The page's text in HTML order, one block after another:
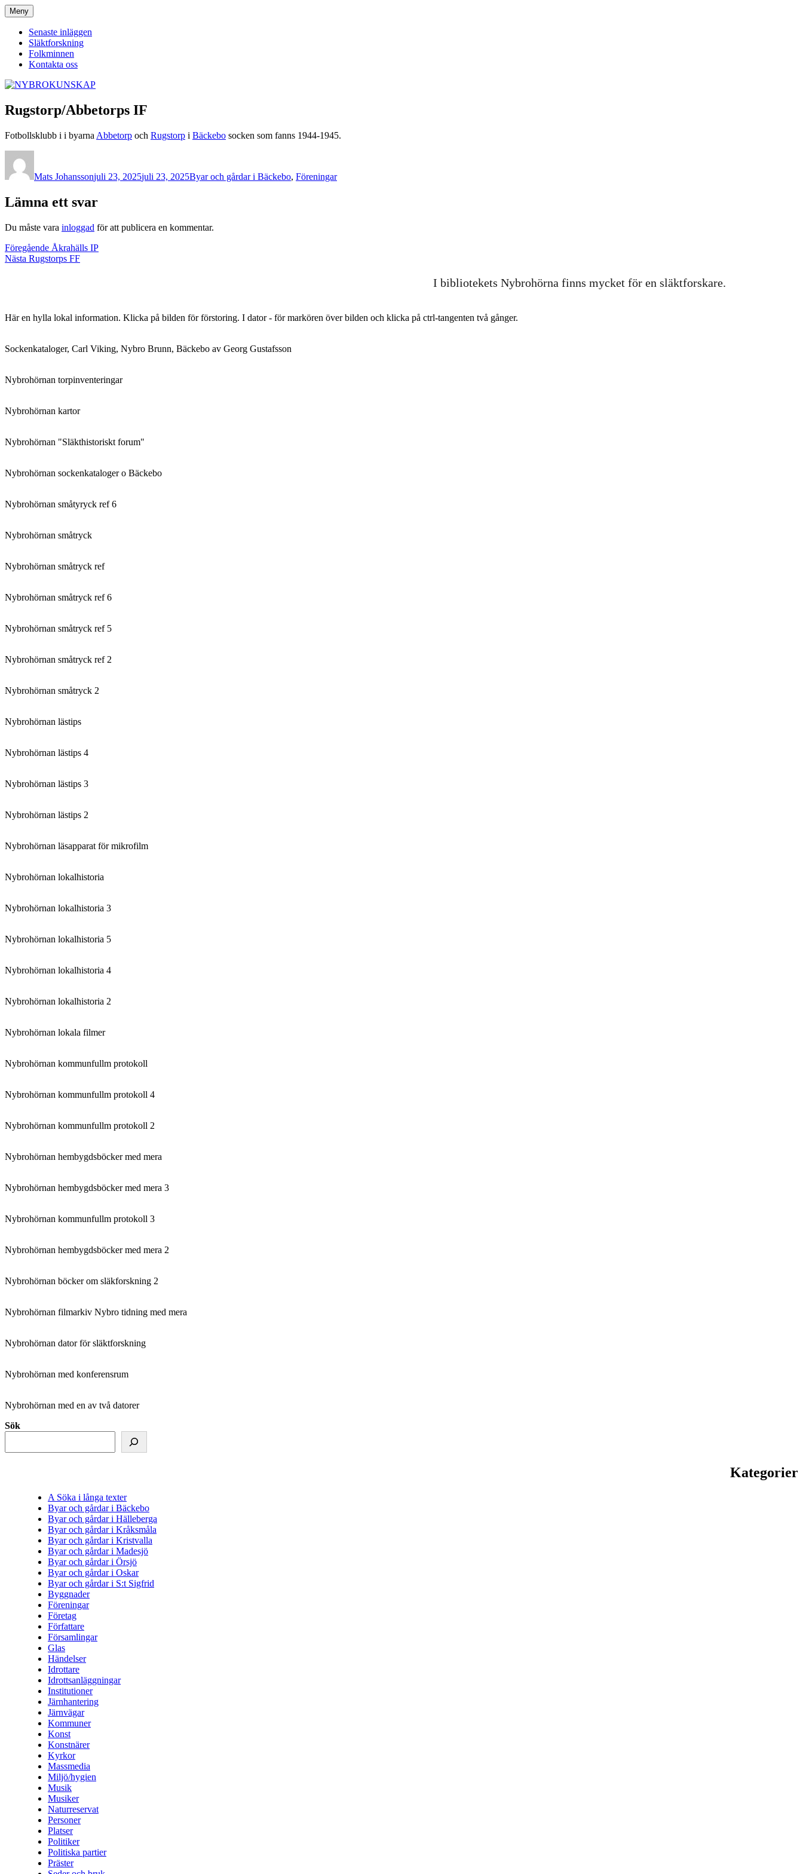
Hoppa
till
innehåll
NYBROKUNSKAP
Meny
Senaste inläggen
Släktforskning
Folkminnen
Kontakta oss
Rugstorp/Abbetorps IF
Fotbollsklubb i i byarna Abbetorp och Rugstorp i Bäckebo socken som fanns 1944-1945.
Mats Johanssonjuli 23, 2025juli 23, 2025Byar och gårdar i Bäckebo, Föreningar
Lämna ett svar
Du måste vara inloggad för att publicera en kommentar.
Inläggsnavigering
Föregående Föregående
inlägg:
Åkrahälls IP
Nästa Nästa
Rugstorps FF
I bibliotekets Nybrohörna finns mycket för en släktforskare.
Här en hylla lokal information. Klicka på bilden för förstoring. I dator - för markören över bilden och klicka på ctrl-tangenten två gånger.
Sockenkataloger, Carl Viking, Nybro Brunn, Bäckebo av Georg Gustafsson
Nybrohörnan torpinventeringar
Nybrohörnan kartor
Nybrohörnan "Släkthistoriskt forum"
Nybrohörnan sockenkataloger o Bäckebo
Nybrohörnan småtyryck ref 6
Nybrohörnan småtryck
Nybrohörnan småtryck ref
Nybrohörnan småtryck ref 6
Nybrohörnan småtryck ref 5
Nybrohörnan småtryck ref 2
Nybrohörnan småtryck 2
Nybrohörnan lästips
Nybrohörnan lästips 4
Nybrohörnan lästips 3
Nybrohörnan lästips 2
Nybrohörnan läsapparat för mikrofilm
Nybrohörnan lokalhistoria
Nybrohörnan lokalhistoria 3
Nybrohörnan lokalhistoria 5
Nybrohörnan lokalhistoria 4
Nybrohörnan lokalhistoria 2
Nybrohörnan lokala filmer
Nybrohörnan kommunfullm protokoll
Nybrohörnan kommunfullm protokoll 4
Nybrohörnan kommunfullm protokoll 2
Nybrohörnan hembygdsböcker med mera
Nybrohörnan hembygdsböcker med mera 3
Nybrohörnan kommunfullm protokoll 3
Nybrohörnan hembygdsböcker med mera 2
Nybrohörnan böcker om släkforskning 2
Nybrohörnan filmarkiv Nybro tidning med mera
Nybrohörnan dator för släktforskning
Nybrohörnan med konferensrum
Nybrohörnan med en av två datorer
Sök
Kategorier
A Söka i långa texter
Byar och gårdar i Bäckebo
Byar och gårdar i Hälleberga
Byar och gårdar i Kråksmåla
Byar och gårdar i Kristvalla
Byar och gårdar i Madesjö
Byar och gårdar i Örsjö
Byar och gårdar i Oskar
Byar och gårdar i S:t Sigfrid
Byggnader
Föreningar
Företag
Författare
Församlingar
Glas
Händelser
Idrottare
Idrottsanläggningar
Institutioner
Järnhantering
Järnvägar
Kommuner
Konst
Konstnärer
Kyrkor
Massmedia
Miljö/hygien
Musik
Musiker
Naturreservat
Personer
Platser
Politiker
Politiska partier
Präster